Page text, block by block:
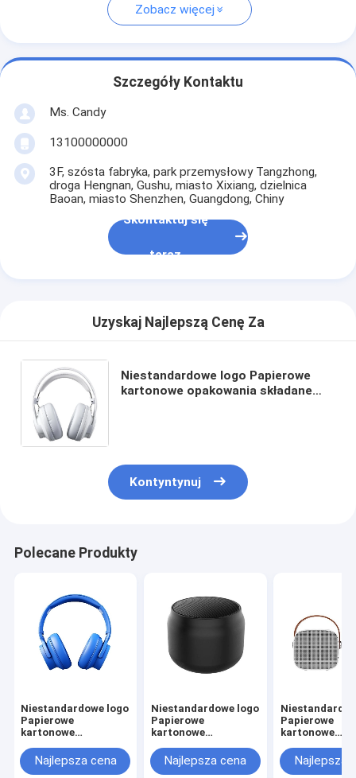
Zobacz więcej
Szczegóły Kontaktu
Ms. Candy
13100000000
3F, szósta fabryka, park przemysłowy Tangzhong,
droga Hengnan, Gushu, miasto Xixiang, dzielnica
Baoan, miasto Shenzhen, Guangdong, Chiny
Skontaktuj się
teraz
Uzyskaj Najlepszą Cenę Za
Niestandardowe logo Papierowe
kartonowe opakowania składane
Kontyntynuj
Polecane Produkty
Niestandardowe logo
Papierowe
kartonowe
składane Białe /
Czarne / Różowe
Najlepsza cena
Niestandardowe logo
Papierowe
kartonowe
składane Białe /
Czarne / Różowe
Najlepsza cena
Papierowe
kartonowe
składane Białe
Czarne /
Najlepsza